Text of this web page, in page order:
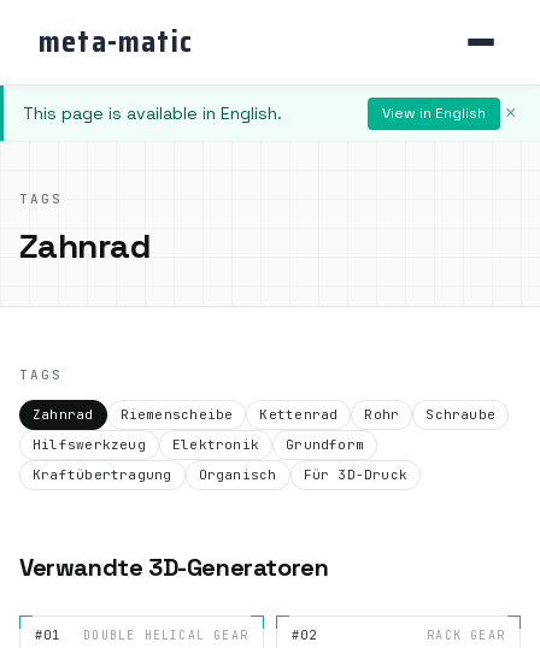
meta-matic
This page is available in English. View in English ×
TAGS
Zahnrad
TAGS
Zahnrad Riemenscheibe Kettenrad Rohr
Schraube
Hilfswerkzeug
Elektronik
Grundform
Kraftübertragung
Organisch Für 3D-Druck
Verwandte 3D-Generatoren
#01 DOUBLE HELICAL GEAR #02 RACK GEAR